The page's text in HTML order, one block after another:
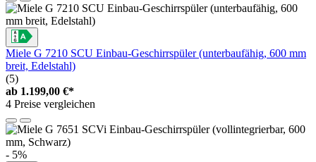
Miele G 7210 SCU Einbau-Geschirrspüler (unterbaufähig, 600 mm
breit, Edelstahl)
(5)
ab 1.199,00 €*
4 Preise vergleichen
- 5%